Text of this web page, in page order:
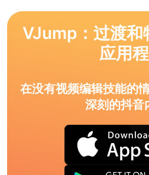
VJump：过渡和
应用
在没有视频编辑技能的
深刻的抖音